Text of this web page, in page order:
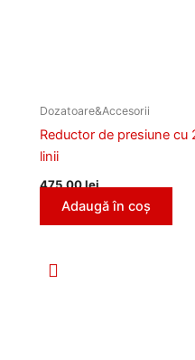
Dozatoare&Accesorii
Reductor de presiune cu
linii
475,00lei
Adaugă în coș